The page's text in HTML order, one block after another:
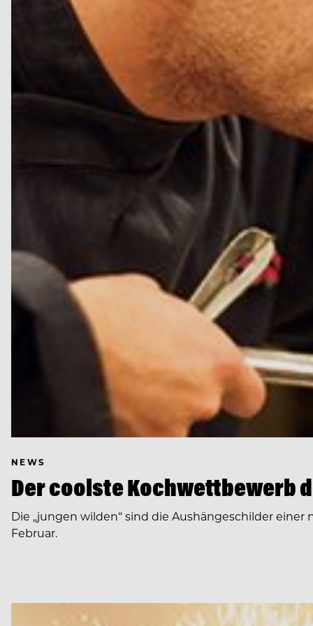
NEWS
Der coolste Kochwettbewerb
Die „jungen wilden“ sind die Aushängeschilder
Februar.